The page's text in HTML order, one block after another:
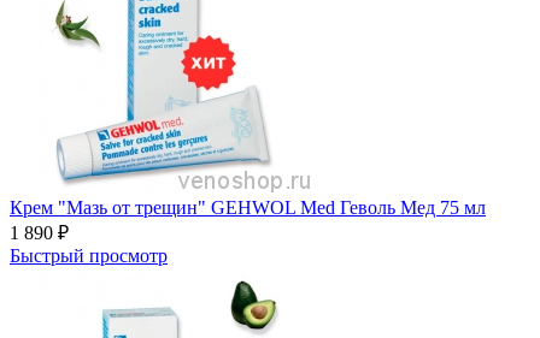
Крем "Мазь от трещин" GEHWOL Med Геволь Мед 75 мл
1 890 ₽
Быстрый просмотр